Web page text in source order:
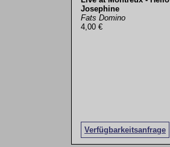
Josephine
Fats Domino
4,00 €
Verfügbarkeitsanfrage